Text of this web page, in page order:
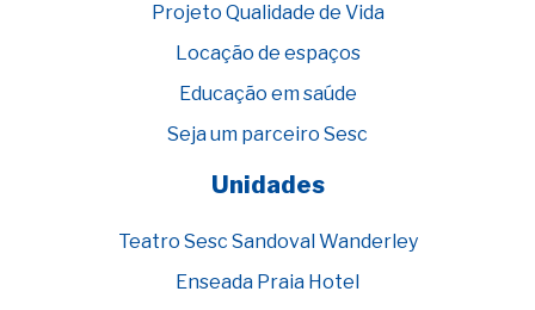
Projeto Qualidade de Vida
Locação de espaços
Educação em saúde
Seja um parceiro Sesc
Unidades
Teatro Sesc Sandoval Wanderley
Enseada Praia Hotel